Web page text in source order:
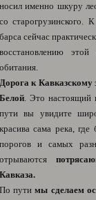
носил именно шкуру
со старогрузинского.
барса сейчас
восстановлению
обитания.
Дорога к Кавказскому
Белой. Это настоящий
пути вы увидите
красива сама река,
порогов и самых
отрываются
Кавказа.
По путимы сделаем